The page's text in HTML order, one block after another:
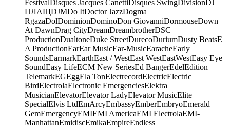
FestivalDisques Jacques CanettiDisques SwingDivisionDJ
ПЛАЩDJMDo ItDoctor JazzDogma
RgazaDolDominionDominoDon GiovanniDormouseDown
At DawnDrag CityDreamDreambrotherDSC
ProductionDualtoneDuke StreetDurecoDuriumDusty BeatsE
A ProductionEarEar MusicEar-MusicEaracheEarly
SoundsEarmarkEarthEast / WestEast WestEastWestEasy Eye
SoundEasy LifeECM New SeriesEd BangerEdelEdition
TelemarkEGEggEla TonElectrecordElectricElectric
BirdElectrolaElectronic EmergenciesElektra
MusicianElevatorElevator LadyElevator MusicElite
SpecialElvis LtdEmArcyEmbassyEmberEmbryoEmerald
GemEmergencyEMIEMI AmericaEMI ElectrolaEMI-
ManhattanEmidiscEmikaEmpireEndless